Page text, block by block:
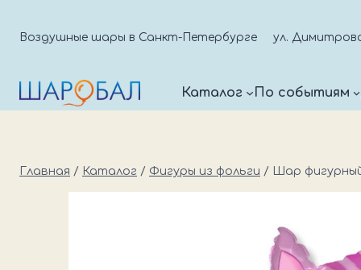
Воздушные шары в Санкт-Петербурге ул. Димитрова
Каталог По событиям
Главная / Каталог / Фигуры из фольги / Шар